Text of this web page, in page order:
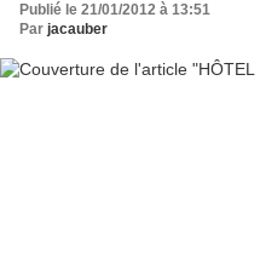
Publié le 21/01/2012 à 13:51
Par jacauber